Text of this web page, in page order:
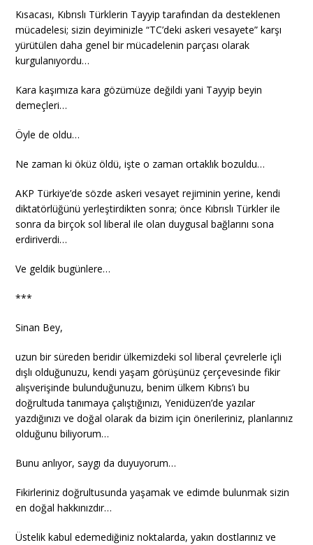
Kısacası, Kıbrıslı Türklerin Tayyip tarafından da desteklenen
mücadelesi; sizin deyiminizle “TC’deki askeri vesayete” karşı
yürütülen daha genel bir mücadelenin parçası olarak
kurgulanıyordu…
Kara kaşımıza kara gözümüze değildi yani Tayyip beyin
demeçleri…
Öyle de oldu…
Ne zaman ki öküz öldü, işte o zaman ortaklık bozuldu…
AKP Türkiye’de sözde askeri vesayet rejiminin yerine, kendi
diktatörlüğünü yerleştirdikten sonra; önce Kıbrıslı Türkler ile
sonra da birçok sol liberal ile olan duygusal bağlarını sona
erdiriverdi…
Ve geldik bugünlere…
***
Sinan Bey,
uzun bir süreden beridir ülkemizdeki sol liberal çevrelerle içli
dışlı olduğunuzu, kendi yaşam görüşünüz çerçevesinde fikir
alışverişinde bulunduğunuzu, benim ülkem Kıbrıs’ı bu
doğrultuda tanımaya çalıştığınızı, Yenidüzen’de yazılar
yazdığınızı ve doğal olarak da bizim için önerileriniz, planlarınız
olduğunu biliyorum…
Bunu anlıyor, saygı da duyuyorum…
Fikirleriniz doğrultusunda yaşamak ve edimde bulunmak sizin
en doğal hakkınızdır…
Üstelik kabul edemediğiniz noktalarda, yakın dostlarınız ve